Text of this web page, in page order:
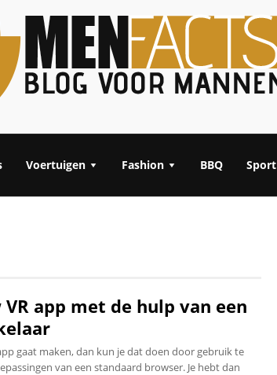
Voertuigen Fashion BBQ Sport
app met de hulp van een
gaat maken, dan kun je dat doen door gebruik te
van een standaard browser. Je hebt dan